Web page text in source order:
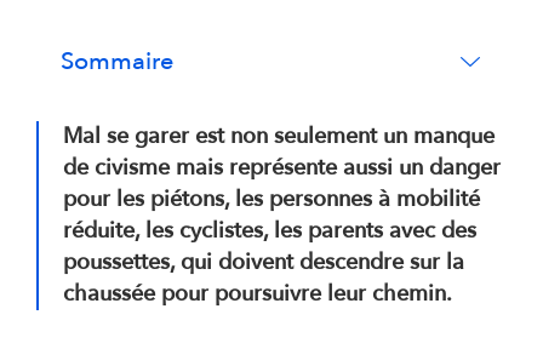
Sommaire
Mal se garer est non seulement un manque
de civisme mais représente aussi un danger
pour les piétons, les personnes à mobilité
réduite, les cyclistes, les parents avec des
poussettes, qui doivent descendre sur la
chaussée pour poursuivre leur chemin.